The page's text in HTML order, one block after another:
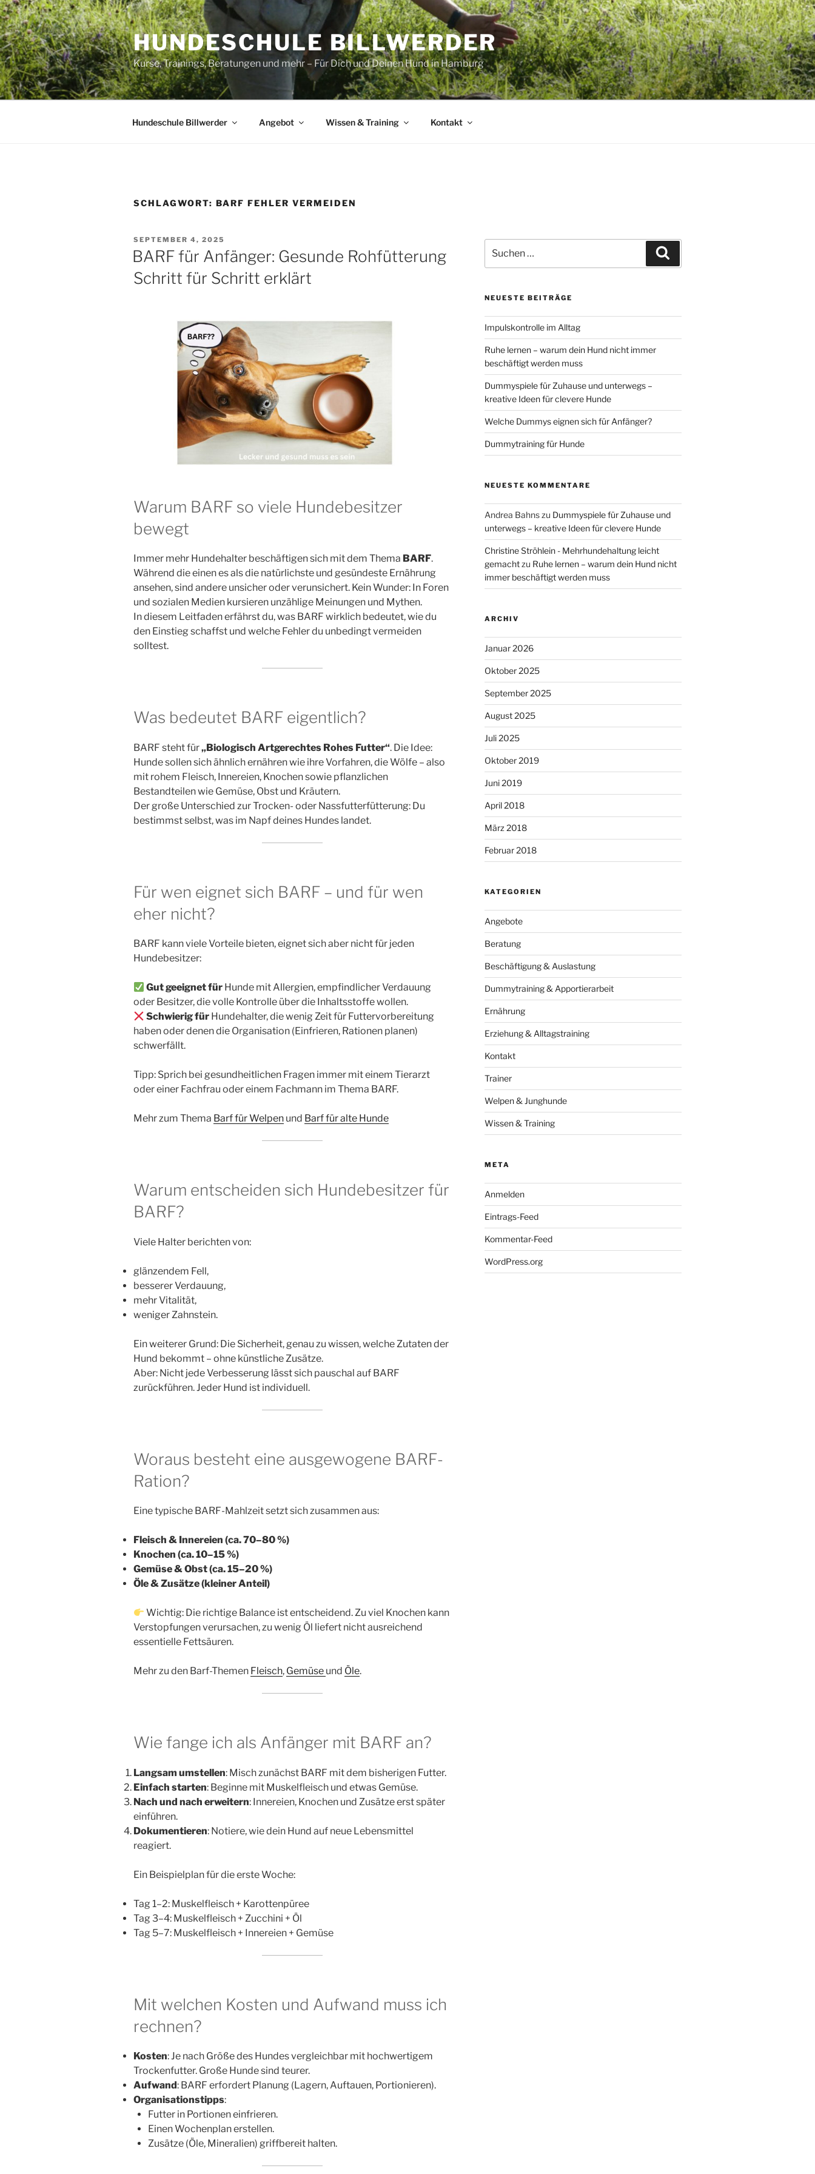
Zum
Inhalt
springen
HUNDESCHULE BILLWERDER
Kurse, Trainings, Beratungen und mehr – Für Dich und Deinen Hund in Hamburg
Hundeschule Billwerder Angebot Wissen & Training Kontakt
SCHLAGWORT: BARF FEHLER VERMEIDEN
VERÖFFENTLICHT
AM
SEPTEMBER 4, 2025
BARF für Anfänger: Gesunde Rohfütterung
Schritt für Schritt erklärt
Warum BARF so viele Hundebesitzer
bewegt
Immer mehr Hundehalter beschäftigen sich mit dem Thema BARF.
Während die einen es als die natürlichste und gesündeste Ernährung
ansehen, sind andere unsicher oder verunsichert. Kein Wunder: In Foren
und sozialen Medien kursieren unzählige Meinungen und Mythen.
In diesem Leitfaden erfährst du, was BARF wirklich bedeutet, wie du
den Einstieg schaffst und welche Fehler du unbedingt vermeiden
solltest.
Was bedeutet BARF eigentlich?
BARF steht für„Biologisch Artgerechtes Rohes Futter“. Die Idee:
Hunde sollen sich ähnlich ernähren wie ihre Vorfahren, die Wölfe – also
mit rohem Fleisch, Innereien, Knochen sowie pflanzlichen
Bestandteilen wie Gemüse, Obst und Kräutern.
Der große Unterschied zur Trocken- oder Nassfutterfütterung: Du
bestimmst selbst, was im Napf deines Hundes landet.
Für wen eignet sich BARF – und für wen
eher nicht?
BARF kann viele Vorteile bieten, eignet sich aber nicht für jeden
Hundebesitzer:
Gut geeignet für Hunde mit Allergien, empfindlicher Verdauung
oder Besitzer, die volle Kontrolle über die Inhaltsstoffe wollen.
Schwierig für Hundehalter, die wenig Zeit für Futtervorbereitung
haben oder denen die Organisation (Einfrieren, Rationen planen)
schwerfällt.
Tipp: Sprich bei gesundheitlichen Fragen immer mit einem Tierarzt
oder einer Fachfrau oder einem Fachmann im Thema BARF.
Mehr zum Thema Barf für Welpen und Barf für alte Hunde
Warum entscheiden sich Hundebesitzer für
BARF?
Viele Halter berichten von:
glänzendem Fell,
besserer Verdauung,
mehr Vitalität,
weniger Zahnstein.
Ein weiterer Grund: Die Sicherheit, genau zu wissen, welche Zutaten der
Hund bekommt – ohne künstliche Zusätze.
Aber: Nicht jede Verbesserung lässt sich pauschal auf BARF
zurückführen. Jeder Hund ist individuell.
Woraus besteht eine ausgewogene BARF-
Ration?
Eine typische BARF-Mahlzeit setzt sich zusammen aus:
Fleisch & Innereien (ca. 70–80 %)
Knochen (ca. 10–15 %)
Gemüse & Obst (ca. 15–20 %)
Öle & Zusätze (kleiner Anteil)
Wichtig: Die richtige Balance ist entscheidend. Zu viel Knochen kann
Verstopfungen verursachen, zu wenig Öl liefert nicht ausreichend
essentielle Fettsäuren.
Mehr zu den Barf-Themen Fleisch, Gemüse und Öle.
Wie fange ich als Anfänger mit BARF an?
Langsam umstellen: Misch zunächst BARF mit dem bisherigen Futter.
Einfach starten: Beginne mit Muskelfleisch und etwas Gemüse.
Nach und nach erweitern: Innereien, Knochen und Zusätze erst später
einführen.
Dokumentieren: Notiere, wie dein Hund auf neue Lebensmittel
reagiert.
Ein Beispielplan für die erste Woche:
Tag 1–2: Muskelfleisch + Karottenpüree
Tag 3–4: Muskelfleisch + Zucchini + Öl
Tag 5–7: Muskelfleisch + Innereien + Gemüse
Mit welchen Kosten und Aufwand muss ich
rechnen?
Kosten: Je nach Größe des Hundes vergleichbar mit hochwertigem
Trockenfutter. Große Hunde sind teurer.
Aufwand: BARF erfordert Planung (Lagern, Auftauen, Portionieren).
Organisationstipps:
Futter in Portionen einfrieren.
Einen Wochenplan erstellen.
Zusätze (Öle, Mineralien) griffbereit halten.
nach:
NEUESTE BEITRÄGE
Impulskontrolle im Alltag
Ruhe lernen – warum dein Hund nicht immer
beschäftigt werden muss
Dummyspiele für Zuhause und unterwegs –
kreative Ideen für clevere Hunde
Welche Dummys eignen sich für Anfänger?
Dummytraining für Hunde
NEUESTE KOMMENTARE
Andrea Bahnszu Dummyspiele für Zuhause und
unterwegs – kreative Ideen für clevere Hunde
Christine Ströhlein - Mehrhundehaltung leicht
gemachtzu Ruhe lernen – warum dein Hund nicht
immer beschäftigt werden muss
ARCHIV
Januar 2026
Oktober 2025
September 2025
August 2025
Juli 2025
Oktober 2019
Juni 2019
April 2018
März 2018
Februar 2018
KATEGORIEN
Angebote
Beratung
Beschäftigung & Auslastung
Dummytraining & Apportierarbeit
Ernährung
Erziehung & Alltagstraining
Kontakt
Trainer
Welpen & Junghunde
Wissen & Training
META
Anmelden
Eintrags-Feed
Kommentar-Feed
WordPress.org